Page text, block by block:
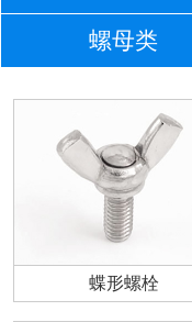
螺母类
蝶形螺栓